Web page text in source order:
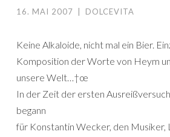
16. MAI 2007 DOLCEVITA
Keine Alkaloide, nicht mal ein Bier.
Komposition der Worte von Heym
unsere Welt…†œ
In der Zeit der ersten
begann
für Konstantin Wecker, den Musiker,